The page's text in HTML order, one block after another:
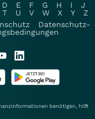
D E F G H I
J
T U V W X Y
Z
Datenschutz-
benötigen, hilft